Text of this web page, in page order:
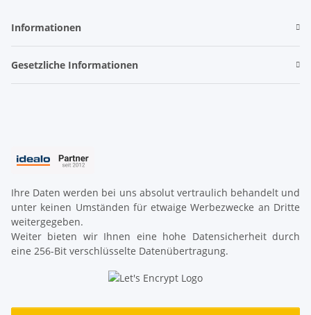
Informationen
Gesetzliche Informationen
Ihre Daten werden bei uns absolut vertraulich behandelt und
unter keinen Umständen für etwaige Werbezwecke an Dritte
weitergegeben.
Weiter bieten wir Ihnen eine hohe Datensicherheit durch
eine 256-Bit verschlüsselte Datenübertragung.